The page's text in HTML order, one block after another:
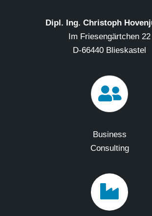
Dipl. Ing. Christoph
Im Friesengärtchen 22
D-66440 Blieskastel
Business
Consulting